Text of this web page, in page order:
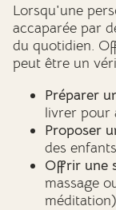
Lorsqu'une
accaparée par
du quotidien.
peut être un
Préparer
livrer pour
Proposer
des
Offrir une
massage